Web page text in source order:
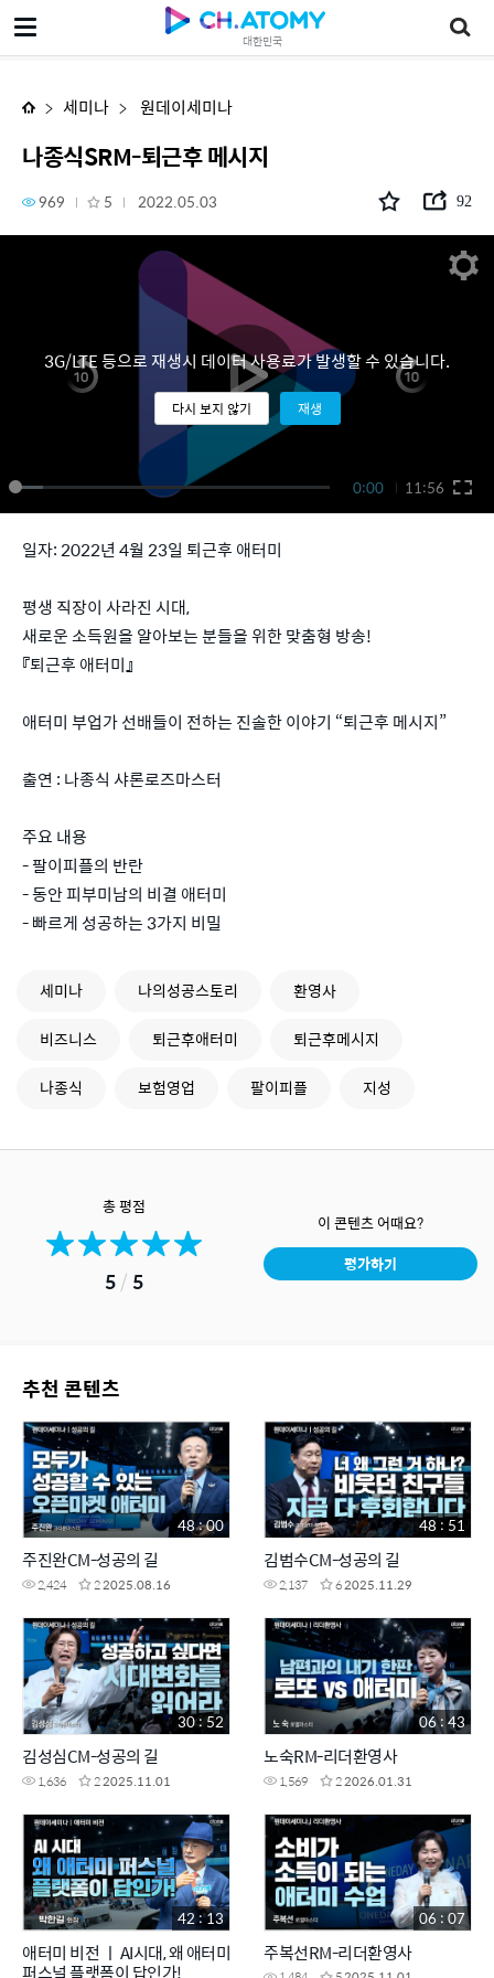
대한민국
나종식SRM-퇴근후 메시지
세미나 원데이세미나
나종식SRM-퇴근후 메시지
969 5 2022.05.03 92
0:00 11:56
3G/LTE 등으로 재생시 데이터 사용료가 발생할 수 있습니다.
다시 보지 않기 재생
일자: 2022년 4월 23일 퇴근후 애터미
평생 직장이 사라진 시대,
새로운 소득원을 알아보는 분들을 위한 맞춤형 방송!
『퇴근후 애터미』
애터미 부업가 선배들이 전하는 진솔한 이야기 “퇴근후 메시지”
출연 : 나종식 샤론로즈마스터
주요 내용
- 팔이피플의 반란
- 동안 피부미남의 비결 애터미
- 빠르게 성공하는 3가지 비밀
세미나 나의성공스토리
환영사
비즈니스
퇴근후애터미
퇴근후메시지
나종식
보험영업 팔이피플 지성
총 평점
5/ 5
이 콘텐츠 어때요?
평가하기
추천 콘텐츠
주진완CM-성공의 길
2,424 22025.08.16
48 : 00
김범수CM-성공의 길
2,137 62025.11.29
48 : 51
김성심CM-성공의 길
1,636 22025.11.01
30 : 52
노숙RM-리더환영사
1,569 22026.01.31
06 : 43
애터미 비전 ㅣ AI시대, 왜 애터미
퍼스널 플랫폼이 답인가!
42 : 13
주복선RM-리더환영사
06 : 07